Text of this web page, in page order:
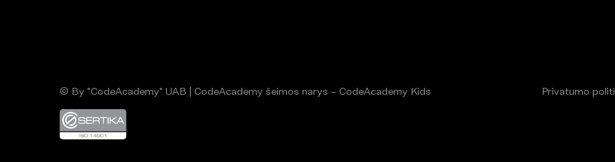
Privatumo
© By "CodeAcademy" UAB | CodeAcademy šeimos narys – CodeAcademy Kids